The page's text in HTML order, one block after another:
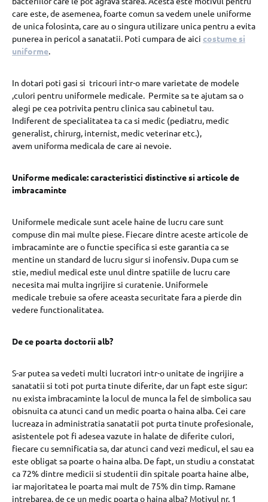
care este, de asemenea, foarte comun sa vedem unele uniforme
de unica folosinta, care au o singura utilizare unica pentru a evita
punerea in pericol a sanatatii. Poti cumpara de aici costume si
uniforme.
In dotari poti gasi si tricouri intr-o mare varietate de modele
,culori pentru uniformele medicale. Permite sa te ajutam sa o
alegi pe cea potrivita pentru clinica sau cabinetul tau.
Indiferent de specialitatea ta ca si medic (pediatru, medic
generalist, chirurg, internist, medic veterinar etc.),
avem uniforma medicala de care ai nevoie.
Uniforme medicale: caracteristici distinctive si articole de
imbracaminte
Uniformele medicale sunt acele haine de lucru care sunt
compuse din mai multe piese. Fiecare dintre aceste articole de
imbracaminte are o functie specifica si este garantia ca se
mentine un standard de lucru sigur si inofensiv. Dupa cum se
stie, mediul medical este unul dintre spatiile de lucru care
necesita mai multa ingrijire si curatenie. Uniformele
medicale trebuie sa ofere aceasta securitate fara a pierde din
vedere functionalitatea.
De ce poarta doctorii alb?
S-ar putea sa vedeti multi lucratori intr-o unitate de ingrijire a
sanatatii si toti pot purta tinute diferite, dar un fapt este sigur:
nu exista imbracaminte la locul de munca la fel de simbolica sau
obisnuita ca atunci cand un medic poarta o haina alba. Cei care
lucreaza in administratia sanatatii pot purta tinute profesionale,
asistentele pot fi adesea vazute in halate de diferite culori,
fiecare cu semnificatia sa, dar atunci cand vezi medicul, el sau ea
este obligat sa poarte o haina alba. De fapt, un studiu a constatat
ca 72% dintre medicii si studentii din spitale poarta haine albe,
iar majoritatea le poarta mai mult de 75% din timp. Ramane
intrebarea, de ce un medic poarta o haina alba? Motivul nr. 1